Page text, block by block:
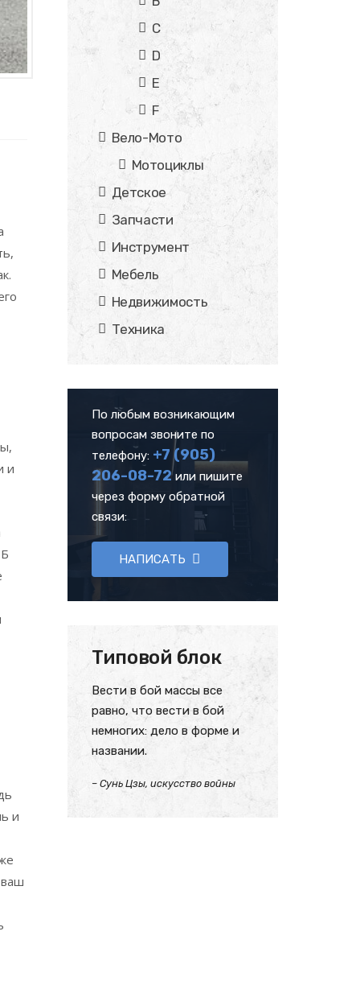
и
и
ваш
C
D
E
F
Вело-Мото
Мотоциклы
Детское
Запчасти
Инструмент
Мебель
Недвижимость
Техника
По любым возникающим
вопросам звоните по
телефону: +7 (905)
206-08-72или пишите
через форму обратной
связи:
НАПИСАТЬ
Типовой блок
Вести в бой массы все
равно, что вести в бой
немногих: дело в форме и
названии.
– Сунь Цзы, искусство войны